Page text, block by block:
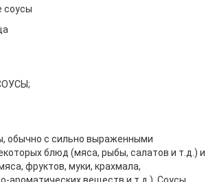
соусы
обычно с сильно выраженными
блюд (мяса, рыбы, салатов и т.д.) и
фруктов, муки, крахмала,